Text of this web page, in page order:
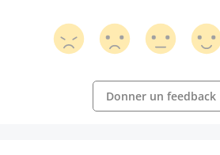
Donner un feedback